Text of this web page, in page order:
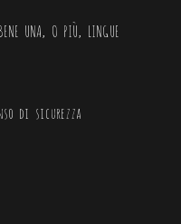
UNA, O PIÙ, LINGUE
di sicurezza